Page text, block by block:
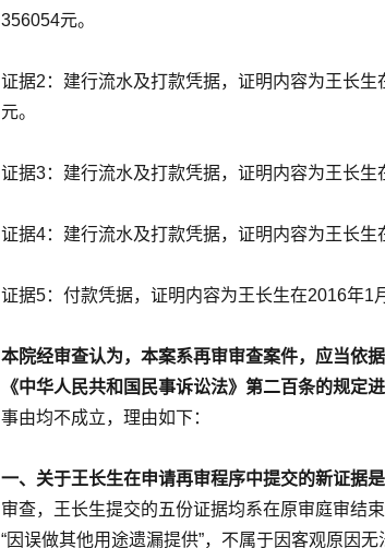
356054元。
证据2：建行流水及打款凭据，证明内容为王长
元。
证据3：建行流水及打款凭据，证明内容为王长生
证据4：建行流水及打款凭据，证明内容为王长生
证据5：付款凭据，证明内容为王长生在2016年1
本院经审查认为，本案系再审审查案件，应当依
《中华人民共和国民事诉讼法》第二百条的规定进
事由均不成立，理由如下：
一、关于王长生在申请再审程序中提交的新证据
审查，王长生提交的五份证据均系在原审庭审结
“因误做其他用途遗漏提供”，不属于因客观原因